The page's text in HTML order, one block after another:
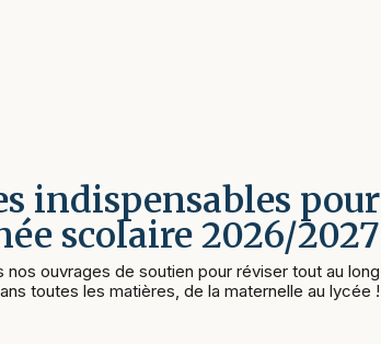
indispensables pour
scolaire 2026/2027
nos ouvrages de soutien pour réviser tout au long
toutes les matières, de la maternelle au lycée !